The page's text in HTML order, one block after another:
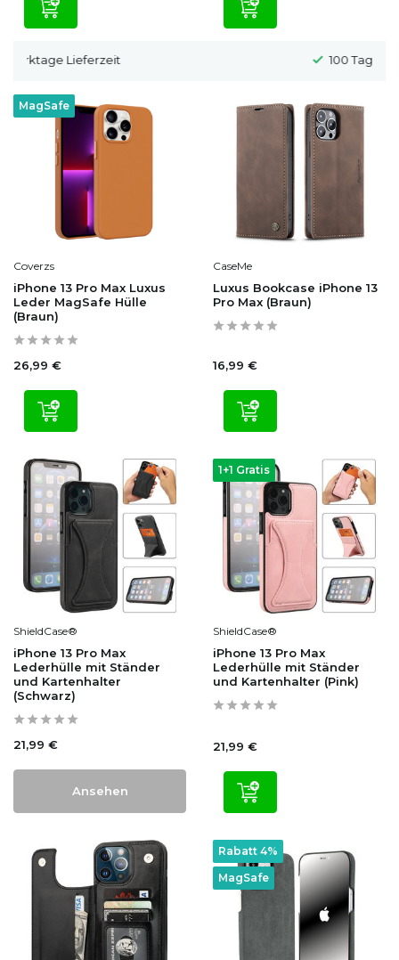
MagSafe
Coverzs
iPhone 13 Pro Max Luxus
Leder MagSafe Hülle
(Braun)
26,99 €
CaseMe
Luxus Bookcase iPhone 13
Pro Max (Braun)
16,99 €
ShieldCase®
iPhone 13 Pro Max
Lederhülle mit Ständer
und Kartenhalter
(Schwarz)
21,99 €
Ansehen
1+1 Gratis
ShieldCase®
iPhone 13 Pro Max
Lederhülle mit Ständer
und Kartenhalter (Pink)
21,99 €
MagSafe
Rabatt 4%